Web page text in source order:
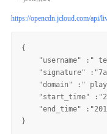
https://opencdn.jcloud.com/api/
{
"username" :"
"signature"
"domain" :"
"start_time"
"end_time"